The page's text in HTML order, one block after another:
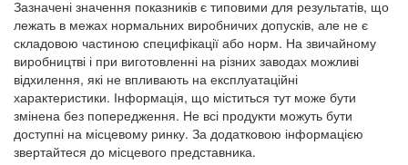
Зазначені значення показників є типовими для результатів, що
лежать в межах нормальних виробничих допусків, але не є
складовою частиною специфікації або норм. На звичайному
виробництві і при виготовленні на різних заводах можливі
відхилення, які не впливають на експлуатаційні
характеристики. Інформація, що міститься тут може бути
змінена без попередження. Не всі продукти можуть бути
доступні на місцевому ринку. За додатковою інформацією
звертайтеся до місцевого представника.